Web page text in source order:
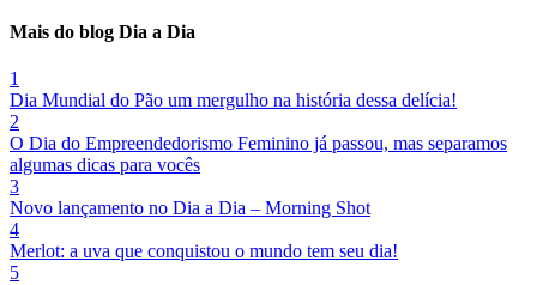
Mais do blog Dia a Dia
1
Dia Mundial do Pão um mergulho na história dessa delícia!
2
O Dia do Empreendedorismo Feminino já passou, mas separamos
algumas dicas para vocês
3
Novo lançamento no Dia a Dia – Morning Shot
4
Merlot: a uva que conquistou o mundo tem seu dia!
5